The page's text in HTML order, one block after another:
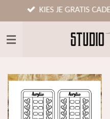
direct
naar
KIES JE GRATIS